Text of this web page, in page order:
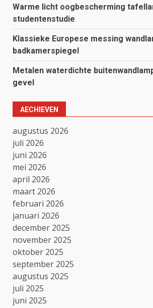
Warme licht oogbescherming
studentenstudie
Klassieke Europese messing
badkamerspiegel
Metalen waterdichte
gevel
AECHIEVEN
augustus 2026
juli 2026
juni 2026
mei 2026
april 2026
maart 2026
februari 2026
januari 2026
december 2025
november 2025
oktober 2025
september 2025
augustus 2025
juli 2025
juni 2025